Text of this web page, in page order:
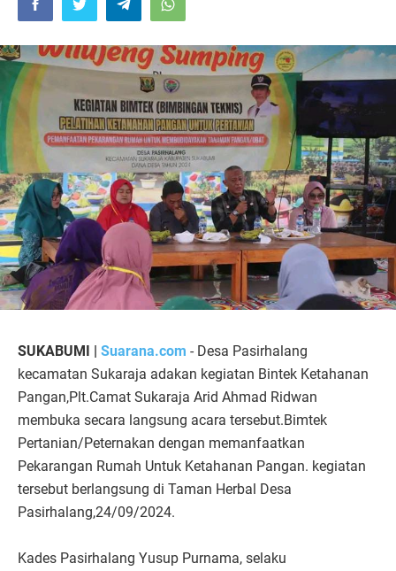
SUKABUMI | Suarana.com - Desa Pasirhalang
kecamatan Sukaraja adakan kegiatan Bintek Ketahanan
Pangan,Plt.Camat Sukaraja Arid Ahmad Ridwan
membuka secara langsung acara tersebut.Bimtek
Pertanian/Peternakan dengan memanfaatkan
Pekarangan Rumah Untuk Ketahanan Pangan. kegiatan
tersebut berlangsung di Taman Herbal Desa
Pasirhalang,24/09/2024.
Kades Pasirhalang Yusup Purnama, selaku